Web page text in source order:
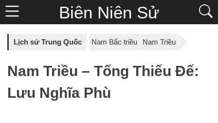
Biên Niên Sử
Lịch sử Trung Quốc Nam Bắc triều Nam Triều
Nam Triều – Tống Thiếu Đế:
Lưu Nghĩa Phù